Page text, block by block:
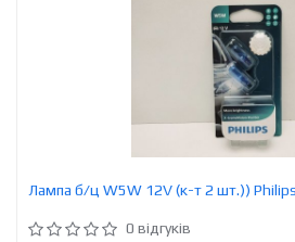
Лампа б/ц W5W 12V (к-т 2 шт.)) Philips
0 відгуків